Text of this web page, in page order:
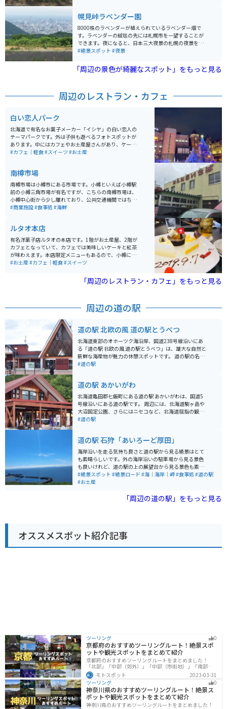
幌見峠ラベンダー園
8000株のラベンダーが植えられているラベンダー畑で
す。ラベンダーの絨毯の先には札幌市を一望することが
できます。夜になると、日本三大夜景の札幌の夜景を楽
しむこともできる絶景スポットです。
#絶景スポット #夜景
「周辺の景色が綺麗なスポット」をもっと見る
周辺のレストラン・カフェ
白い恋人パーク
北海道で有名なお菓子メーカー「イシヤ」の白い恋人の
テーマパークです。外は子供も遊べるフォトスポットが
あります。中にはカフェやお土産屋さんがあり、ケーキ
や、パフェを楽しめます。工場が併設しているので有料
#カフェ｜軽食#スイーツ #お土産
南樽市場
南樽市場は小樽市にある市場です。小樽といえば小樽駅
前の小樽三角市場が有名ですが、こちらの南樽市場は、
小樽中心街から少し離れており、公共交通機関ではちょ
っと行きにくい場所です。その代わり地元住民愛用の穴
#商業施設#食事処 #海鮮
ルタオ本店
有名洋菓子店ルタオの本店です。1階がお土産屋、2階が
カフェとなっていて、カフェでは美味しいケーキと紅茶
が味わえます。本店限定メニューもあるので、小樽に来
たら必ず寄りたいお店です。あまり知られていません
を。お土産にも買えるので、オシャレなお土産として紅
#お土産#カフェ｜軽食#スイーツ
「周辺のレストラン・カフェ」をもっと見る
周辺の道の駅
道の駅 北欧の風 道の駅とうべつ
北海道東部のオホーツク海沿岸、国道238号線沿いにあ
る「道の駅 北欧の風 道の駅とうべつ」は、雄大な自然と
新鮮な海産物が魅力の休憩スポットです。 道の駅の名前
にもなっている「北欧の風」をイメージした三角屋根の
ります。 特に、オホーツク海で獲れた新鮮なホタテやカ
ニは絶品で、お土産にもおすすめです。また、レストラ
ンでは、地元産の食材をふんだんに使った料理を楽しむ
ことができます。 バイクで訪れる際は、オホーツク海の
海岸線を走る爽快なルートがおすすめです。道の駅に
沸湖など、自然豊かな観光スポットも多く、ツーリング
の拠点としてもおすすめです。
#道の駅
道の駅 あかいがわ
北海道亀田郡七飯町にある道の駅 あかいがわは、国道5
号線沿いにある道の駅です。 周辺には、北海道駒ヶ岳や
大沼国定公園、さらにはニセコなど、北海道屈指の観光
スポットへのアクセスも良好です。 道の駅には、地元の
楽しむことができます。 バイクで訪れる場合、駐車場も
広く休憩場所としても最適です。 周辺の観光道路も走り
やすく、ツーリングにもおすすめです。 北海道の雄大な
自然を感じながら、地元の美味しいものを楽しめる道の
駅 あかいがわは、観光の拠点としても、ドライブ中の休
憩場所としても最適です。
#道の駅
道の駅 石狩「あいろーど厚田」
海岸沿いを走る気持ち良さと道の駅から見る絶景はとて
も素晴らしいです。外の海岸沿いの駐車場から見る景色
も良いけれど、道の駅の上の展望台から見る景色も素晴
らしいです。お土産も売っていて厚田の地元のものが沢
山あり、そちらも楽しめます。
#絶景スポット #絶景ロード #海｜海岸｜岬#食事処 #道の駅
#お土産
「周辺の道の駅」をもっと見る
オススメスポット紹介記事
ツーリング 0
京都府のおすすめツーリングルート！絶景スポ
ットや観光スポットをまとめて紹介
京都府のおすすめツーリングルートをまとめました！
「北部」「中部（郊外）」「中部（市街地）」「南部」
の4つのルート紹介します。古い町並みや神社仏閣、自然
に囲まれた風光明媚なスポットが数多く存在し、様々な
楽しみ方ができます。バイクで京都府にツーリングに行
く際は参考にしてください。
モトスポット
2023-03-31
ツーリング
0
神奈川県のおすすめツーリングルート！絶景ス
ポットや観光スポットをまとめて紹介
神奈川県のおすすめツーリングルートをまとめました！